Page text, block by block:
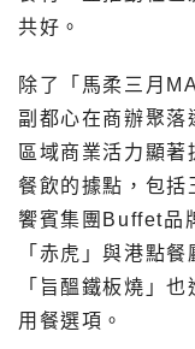
共好。
除了「馬柔三月
副都心在商辦聚落
區域商業活力顯
餐飲的據點，包括
饗賓集團Buffet品
「赤虎」與港點
「旨醞鐵板燒」
用餐選項。